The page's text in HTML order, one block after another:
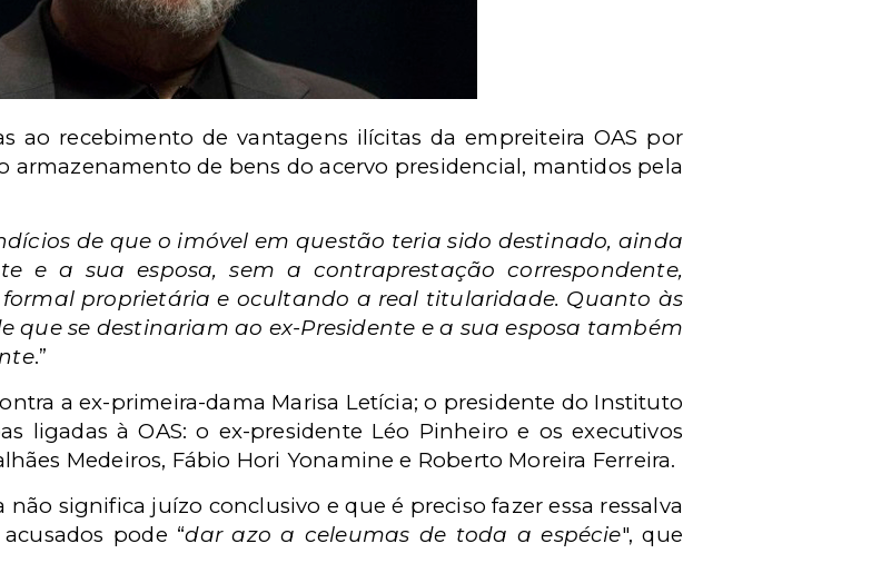
ao recebimento de vantagens ilícitas da empreiteira OAS por
armazenamento de bens do acervo presidencial, mantidos pela
de que o imóvel em questão teria sido destinado, ainda
e a sua esposa, sem a contraprestação correspondente,
formal proprietária e ocultando a real titularidade. Quanto às
que se destinariam ao ex-Presidente e a sua esposa também
.”
a ex-primeira-dama Marisa Letícia; o presidente do Instituto
ligadas à OAS: o ex-presidente Léo Pinheiro e os executivos
Medeiros, Fábio Hori Yonamine e Roberto Moreira Ferreira.
significa juízo conclusivo e que é preciso fazer essa ressalva
pode “dar azo a celeumas de toda a espécie", que